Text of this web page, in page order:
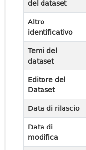
del dataset
Altro
identificativo
Temi del
dataset
Editore del
Dataset
Data di rilascio
Data di
modifica